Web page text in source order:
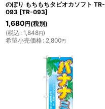
のぼり もちもちタピオカソフト TR-
093 [TR-093]
1,680 円 (税別)
(税込 : 1,848円)
希望小売価格: 2,800円